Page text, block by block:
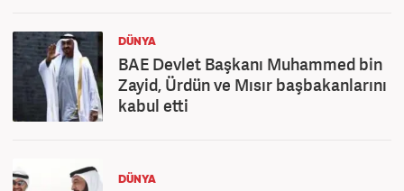
DÜNYA
BAE Devlet Başkanı Muhammed bin
Zayid, Ürdün ve Mısır başbakanlarını
kabul etti
DÜNYA